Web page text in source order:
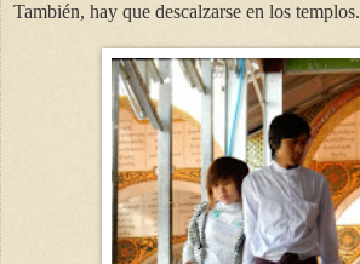
También, hay que descalzarse en los templos.